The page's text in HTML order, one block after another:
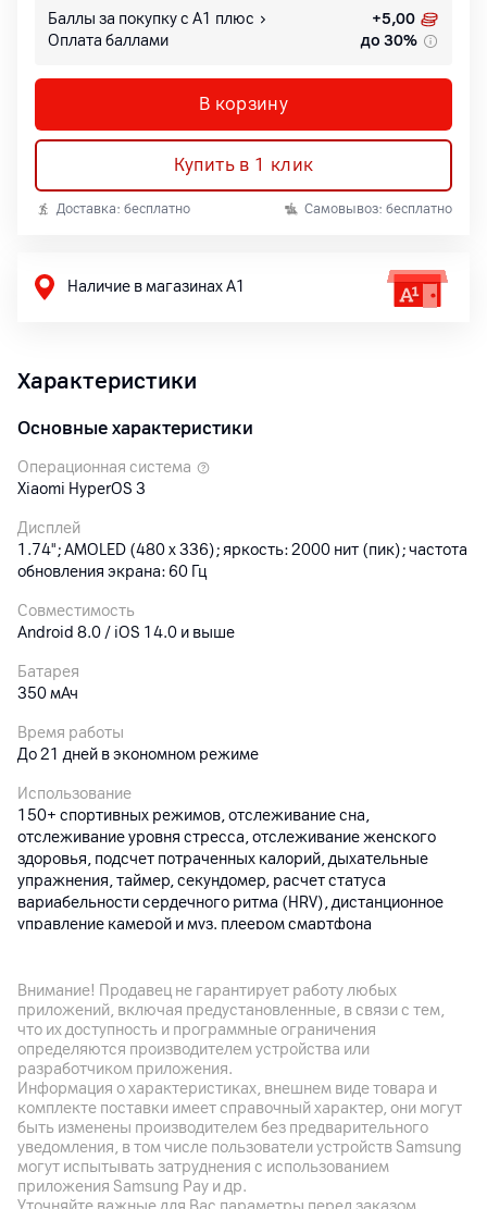
Баллы за покупку с А1 плюс +5,00
Оплата баллами
до 30%
В корзину
Купить в 1 клик
Доставка: бесплатно Самовывоз: бесплатно
Наличие в магазинах А1
Характеристики
Основные характеристики
Операционная система
Xiaomi HyperOS 3
Дисплей
1.74"; AMOLED (480 x 336); яркость: 2000 нит (пик); частота
обновления экрана: 60 Гц
Совместимость
Android 8.0 / iOS 14.0 и выше
Батарея
350 мАч
Время работы
До 21 дней в экономном режиме
Использование
150+ спортивных режимов, отслеживание сна,
отслеживание уровня стресса, отслеживание женского
здоровья, подсчет потраченных калорий, дыхательные
упражнения, таймер, секундомер, расчет статуса
вариабельности сердечного ритма (HRV), дистанционное
управление камерой и муз. плеером смартфона
Акселерометр, гироскоп, датчик сердечного ритма (с
датчиком уровня кислорода в крови), электронный компас,
датчик освещенности
Особенности
Дисплей закрыт 2.5D усиленным стеклом, поддерживает
автоматическую регулировку яркости и режим Always On
Display
Дополнительно
Bluetooth 5.4; GNSS: BeiDou, GPS, GLONASS, Galileo, QZSS
Внимание! Продавец не гарантирует работу любых
приложений, включая предустановленные, в связи с тем,
что их доступность и программные ограничения
определяются производителем устройства или
разработчиком приложения.
Информация о характеристиках, внешнем виде товара и
комплекте поставки имеет справочный характер, они могут
быть изменены производителем без предварительного
уведомления, в том числе пользователи устройств Samsung
могут испытывать затруднения с использованием
приложения Samsung Pay и др.